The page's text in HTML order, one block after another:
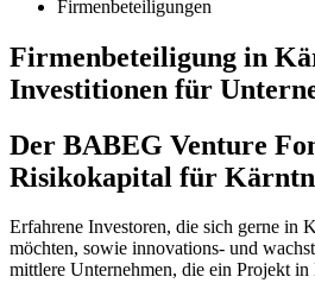
Firmenbeteiligungen
Firmenbeteiligung in
Investitionen für
Der BABEG Venture
Risikokapital für
Erfahrene Investoren, die sich gerne in
möchten, sowie innovations- und
mittlere Unternehmen, die ein Projekt in